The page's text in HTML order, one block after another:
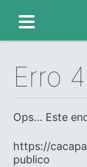
Erro
Ops... Este
https://
publico